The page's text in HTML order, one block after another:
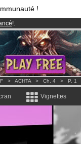
!
!.
!
eurospar mois !Clique ici
> ACHTA > Ch. 4 > P. 1
Vignettes